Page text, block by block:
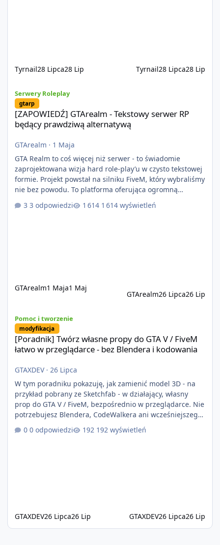
Tyrnail28 Lipca28 Lip Tyrnail28 Lipca28 Lip
Serwery Roleplay
gtarp
[ZAPOWIEDŹ] GTArealm - Tekstowy serwer RP
będący prawdziwą alternatywą
GTArealm · 1 Maja
GTA Realm to coś więcej niż serwer - to świadomie
zaprojektowana wizja hard role-play’u w czysto tekstowej
formie. Projekt powstał na silniku FiveM, który wybraliśmy
nie bez powodu. To platforma oferująca ogromną
elastyczność i znacznie szybszy rozwój systemów niż w
przypadku innych rozwiązań. Usprawniona
3 odpowiedzi 1 614 wyświetleń
GTArealm1 Maja1 Maj
GTArealm26 Lipca26 Lip
Pomoc i tworzenie
modyfikacja
[Poradnik] Twórz własne propy do GTA V / FiveM
łatwo w przeglądarce - bez Blendera i kodowania
GTAXDEV· 26 Lipca
W tym poradniku pokazuję, jak zamienić model 3D - na
przykład pobrany ze Sketchfab - w działający, własny
prop do GTA V / FiveM, bezpośrednio w przeglądarce. Nie
potrzebujesz Blendera, CodeWalkera ani wcześniejszego
doświadczenia z moddingiem. W tym przykładzie
używam modelu basenu, ale ta sama metoda sprawdzi
0 odpowiedzi 192 wyświetleń
GTAXDEV26 Lipca26 Lip GTAXDEV26 Lipca26 Lip